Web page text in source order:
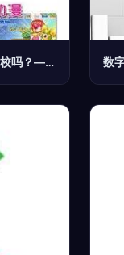
美术联考成绩不理想怎么办？还能上本科名校吗？——数字广告制作或成新出路 数